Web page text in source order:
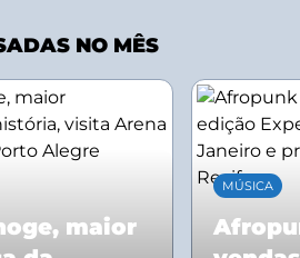
NO MÊS
maior
MÚSICA